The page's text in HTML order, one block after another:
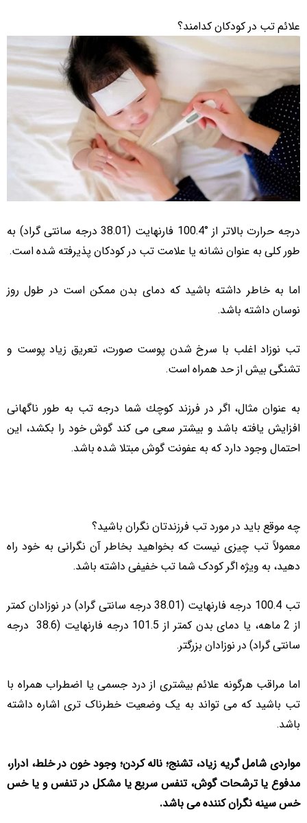
علائم تب در کودکان کدامند؟
درجه حرارت بالاتر از °100.4 فارنهایت (38.01 درجه سانتی گراد) به
طور کلی به عنوان نشانه یا علامت تب در کودکان پذیرفته شده است.
اما به خاطر داشته باشید که دمای بدن ممکن است در طول روز
نوسان داشته باشد.
تب نوزاد اغلب با سرخ شدن پوست صورت، تعریق زیاد پوست و
تشنگی بیش از حد همراه است.
به عنوان مثال، اگر در فرزند كوچك شما درجه تب به طور ناگهانی
افزایش یافته باشد و بیشتر سعی می کند گوش خود را بکشد، این
احتمال وجود دارد كه به عفونت گوش مبتلا شده باشد.
چه موقع باید در مورد تب فرزندتان نگران باشید؟
معمولاً تب چیزی نیست که بخواهید بخاطر آن نگرانی به خود راه
دهید، به ویژه اگر کودک شما تب خفیفی داشته باشد.
تب 100.4 درجه فارنهایت (38.01 درجه سانتی گراد) در نوزادان کمتر
از 2 ماهه، یا دمای بدن کمتر از 101.5 درجه فارنهایت (38.6 درجه
سانتی گراد) در نوزادان بزرگتر.
اما مراقب هرگونه علائم بیشتری از درد جسمی یا اضطراب همراه با
تب باشید که می تواند به یک وضعیت خطرناک تری اشاره داشته
باشد.
مواردی شامل گریه زیاد، تشنج؛ ناله کردن؛ وجود خون در خلط، ادرار،
مدفوع یا ترشحات گوش، تنفس سریع یا مشکل در تنفس و یا خس
خس سینه نگران کننده می باشد.